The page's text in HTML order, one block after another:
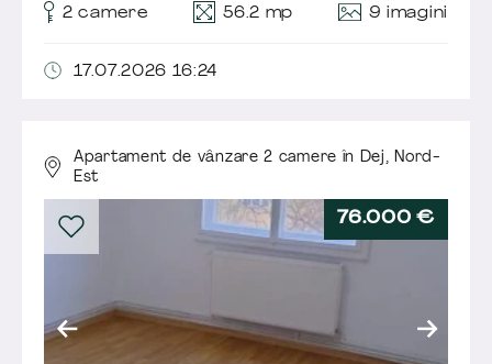
2 camere 56.2 mp 9 imagini
17.07.2026 16:24
Apartament de vânzare 2 camere în Dej, Nord-
Est
76.000 €